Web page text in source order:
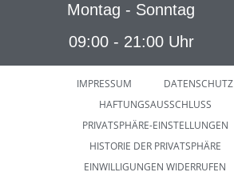
Montag - Sonntag
09:00 - 21:00 Uhr
IMPRESSUM
DATENSCHUTZ
HAFTUNGSAUSSCHLUSS
PRIVATSPHÄRE-EINSTELLUNGEN
HISTORIE DER PRIVATSPHÄRE
EINWILLIGUNGEN WIDERRUFEN